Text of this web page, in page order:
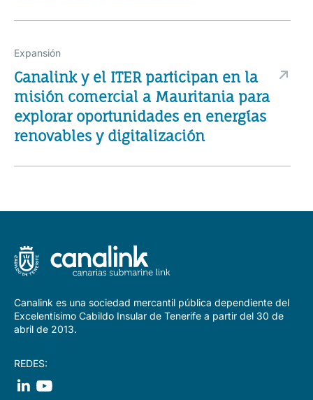
Expansión
Canalink y el ITER participan en la
misión comercial a Mauritania para
explorar oportunidades en energías
renovables y digitalización
Canalink es una sociedad mercantil pública dependiente del
Excelentísimo Cabildo Insular de Tenerife a partir del 30 de
abril de 2013.
REDES: